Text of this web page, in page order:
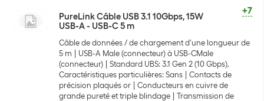
+7
PureLink Câble USB 3.1 10Gbps, 15W
USB-A - USB-C 5 m
Câble de données / de chargement d'une longueur de
5 m
USB-A Male (connecteur) à USB-CMale
(connecteur)
Standard UBS: 3.1 Gen 2 (10 Gbps),
Caractéristiques particulières: Sans
Contacts de
précision plaqués or
Conducteurs en cuivre de
grande pureté et triple blindage
Transmission de